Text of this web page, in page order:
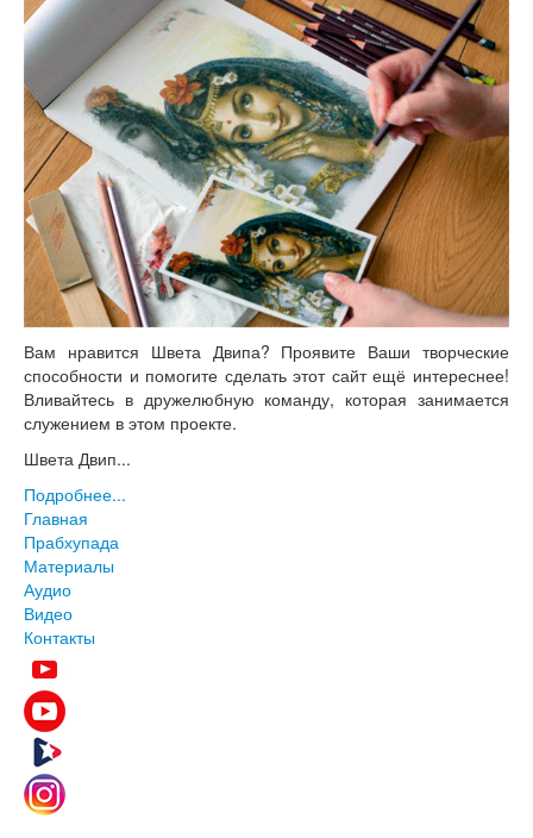
Вам нравится Швета Двипа? Проявите Ваши творческие
способности и помогите сделать этот сайт ещё интереснее!
Вливайтесь в дружелюбную команду, которая занимается
служением в этом проекте.
Швета Двип...
Подробнее...
Главная
Прабхупада
Материалы
Аудио
Видео
Контакты